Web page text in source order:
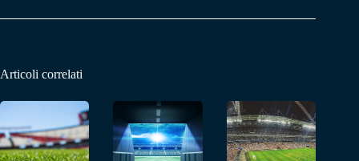
Articoli correlati